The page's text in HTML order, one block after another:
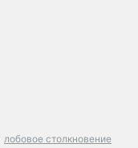
лобовое столкновение